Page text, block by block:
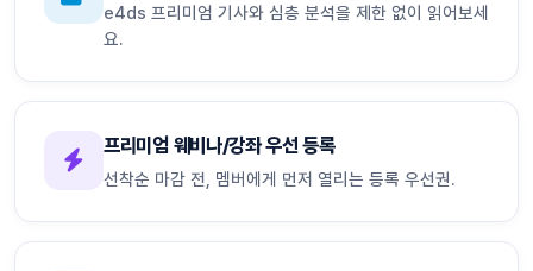
e4ds 프리미엄 기사와 심층 분석을 제한 없이 읽어보세
요.
프리미엄 웨비나/강좌 우선 등록
선착순 마감 전, 멤버에게 먼저 열리는 등록 우선권.